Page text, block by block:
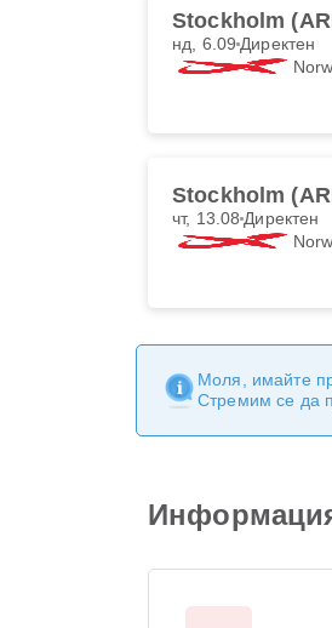
Stockholm
нд, 6.09 Директен
Stockholm
чт, 13.08 Директен
Моля, имайте
Стремим се да